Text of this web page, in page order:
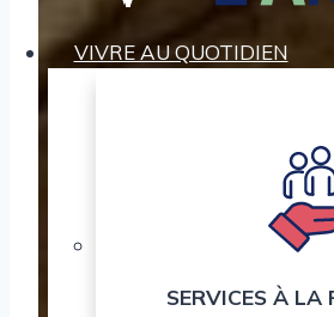
VIVRE AU QUOTIDIEN
SERVICES À LA